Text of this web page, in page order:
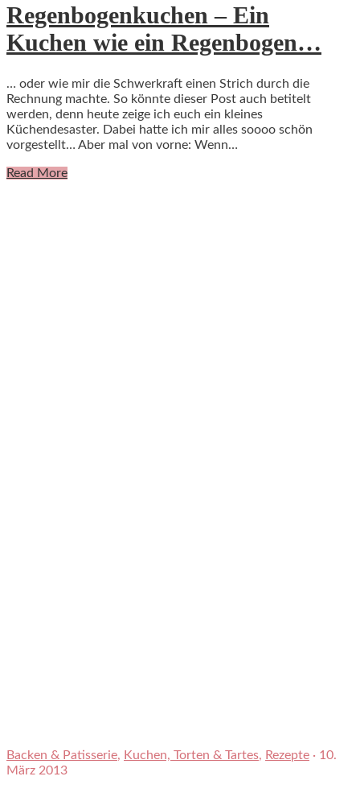
Regenbogenkuchen – Ein
Kuchen wie ein Regenbogen…
… oder wie mir die Schwerkraft einen Strich durch die
Rechnung machte. So könnte dieser Post auch betitelt
werden, denn heute zeige ich euch ein kleines
Küchendesaster. Dabei hatte ich mir alles soooo schön
vorgestellt… Aber mal von vorne: Wenn…
Read More
Backen & Patisserie, Kuchen, Torten & Tartes, Rezepte · 10.
März 2013